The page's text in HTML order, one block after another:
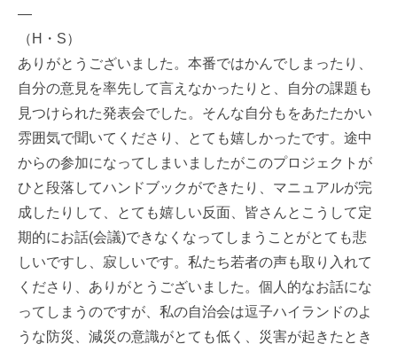
—
（H・S）
ありがとうございました。本番ではかんでしまったり、
自分の意見を率先して言えなかったりと、自分の課題も
見つけられた発表会でした。そんな自分もをあたたかい
雰囲気で聞いてくださり、とても嬉しかったです。途中
からの参加になってしまいましたがこのプロジェクトが
ひと段落してハンドブックができたり、マニュアルが完
成したりして、とても嬉しい反面、皆さんとこうして定
期的にお話(会議)できなくなってしまうことがとても悲
しいですし、寂しいです。私たち若者の声も取り入れて
くださり、ありがとうございました。個人的なお話にな
ってしまうのですが、私の自治会は逗子ハイランドのよ
うな防災、減災の意識がとても低く、災害が起きたとき